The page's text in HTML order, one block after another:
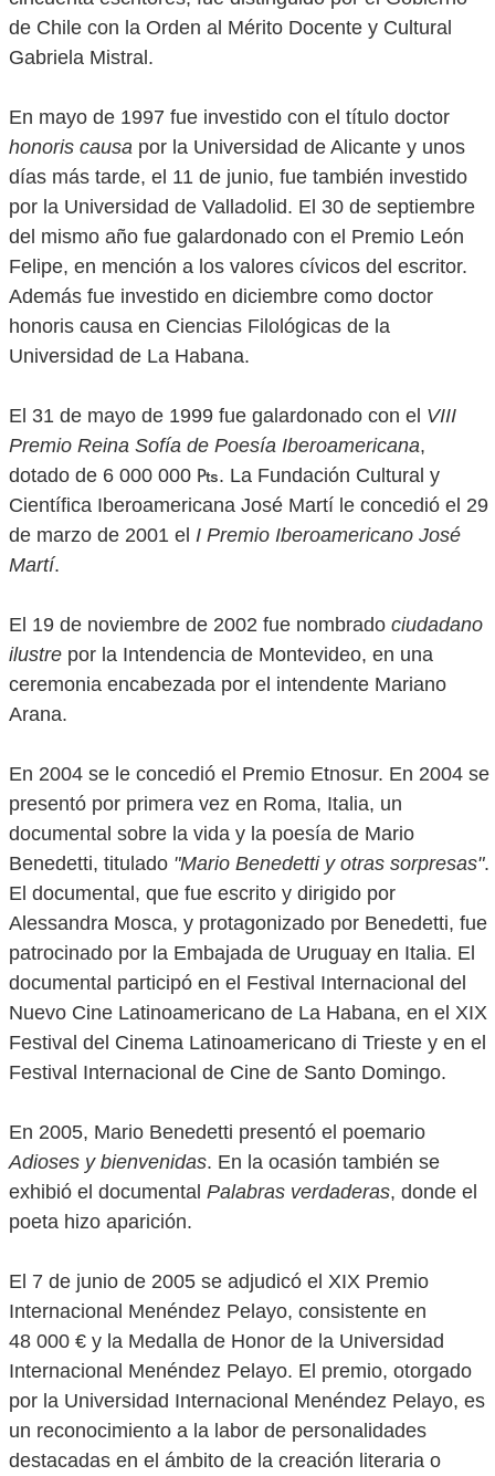
de Chile con la Orden al Mérito Docente y Cultural
Gabriela Mistral.
En mayo de 1997 fue investido con el título doctor
honoris causa por la Universidad de Alicante y unos
días más tarde, el 11 de junio, fue también investido
por la Universidad de Valladolid. El 30 de septiembre
del mismo año fue galardonado con el Premio León
Felipe, en mención a los valores cívicos del escritor.
Además fue investido en diciembre como doctor
honoris causa en Ciencias Filológicas de la
Universidad de La Habana.
El 31 de mayo de 1999 fue galardonado con el VIII
Premio Reina Sofía de Poesía Iberoamericana,
dotado de 6 000 000 ₧. La Fundación Cultural y
Científica Iberoamericana José Martí le concedió el 29
de marzo de 2001 el I Premio Iberoamericano José
Martí.
El 19 de noviembre de 2002 fue nombrado ciudadano
ilustre por la Intendencia de Montevideo, en una
ceremonia encabezada por el intendente Mariano
Arana.
En 2004 se le concedió el Premio Etnosur. En 2004 se
presentó por primera vez en Roma, Italia, un
documental sobre la vida y la poesía de Mario
Benedetti, titulado "Mario Benedetti y otras sorpresas".
El documental, que fue escrito y dirigido por
Alessandra Mosca, y protagonizado por Benedetti, fue
patrocinado por la Embajada de Uruguay en Italia. El
documental participó en el Festival Internacional del
Nuevo Cine Latinoamericano de La Habana, en el XIX
Festival del Cinema Latinoamericano di Trieste y en el
Festival Internacional de Cine de Santo Domingo.
En 2005, Mario Benedetti presentó el poemario
Adioses y bienvenidas. En la ocasión también se
exhibió el documental Palabras verdaderas, donde el
poeta hizo aparición.
El 7 de junio de 2005 se adjudicó el XIX Premio
Internacional Menéndez Pelayo, consistente en
48 000 € y la Medalla de Honor de la Universidad
Internacional Menéndez Pelayo. El premio, otorgado
por la Universidad Internacional Menéndez Pelayo, es
un reconocimiento a la labor de personalidades
destacadas en el ámbito de la creación literaria o